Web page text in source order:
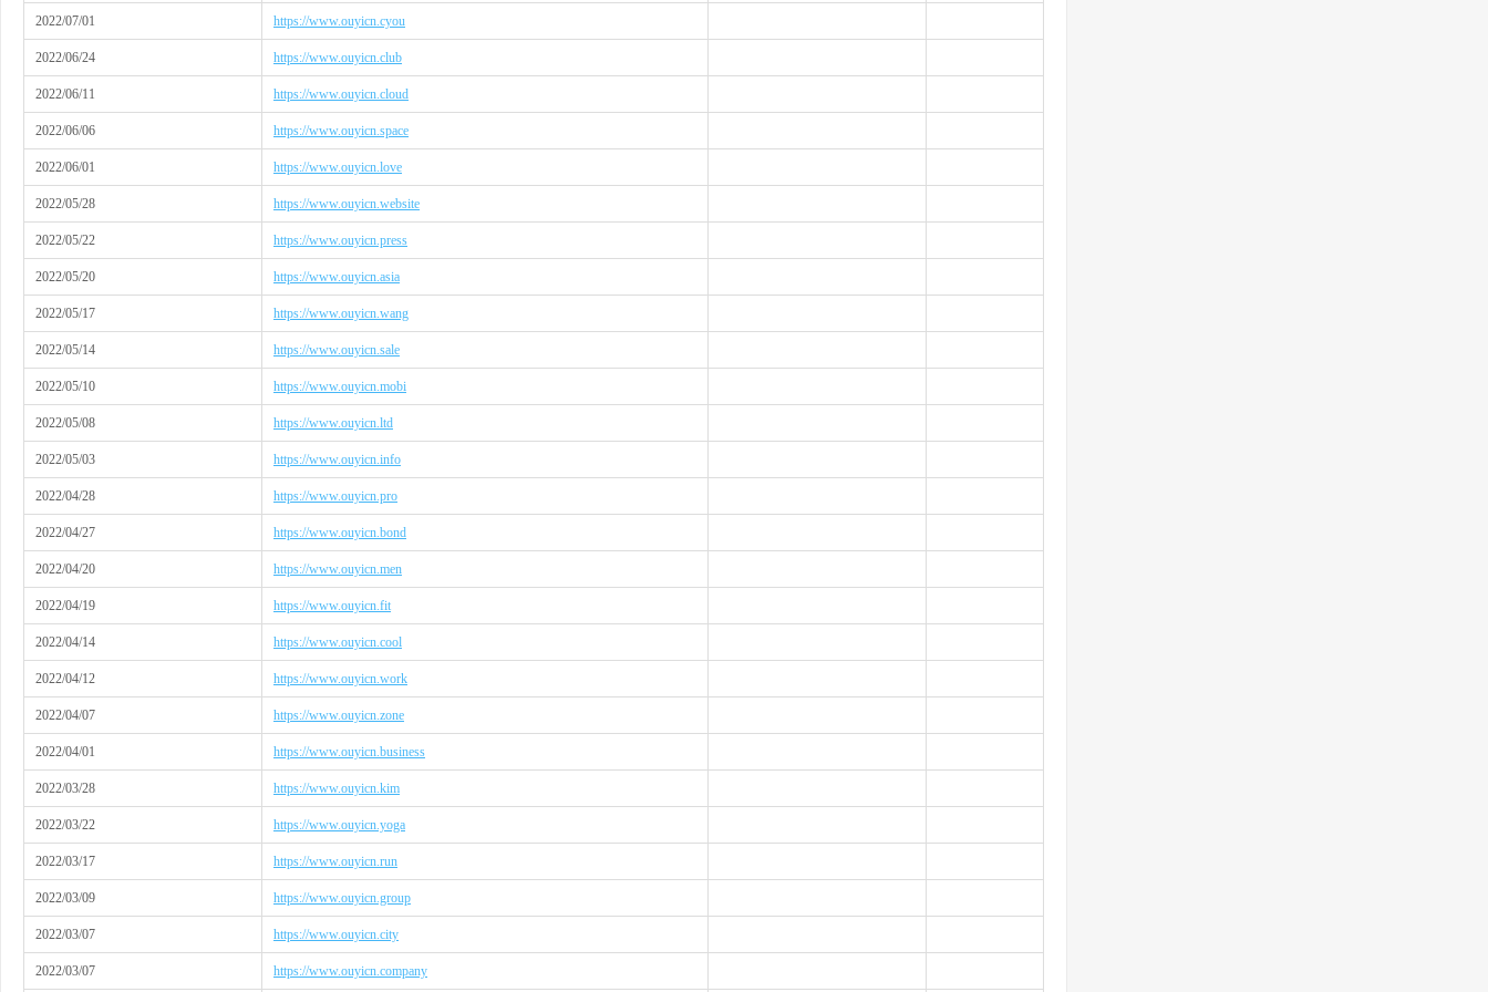
2022/07/01 https://www.ouyicn.cyou
2022/06/24 https://www.ouyicn.club
2022/06/11 https://www.ouyicn.cloud
2022/06/06 https://www.ouyicn.space
2022/06/01 https://www.ouyicn.love
2022/05/28 https://www.ouyicn.website
2022/05/22 https://www.ouyicn.press
2022/05/20 https://www.ouyicn.asia
2022/05/17 https://www.ouyicn.wang
2022/05/14 https://www.ouyicn.sale
2022/05/10 https://www.ouyicn.mobi
2022/05/08 https://www.ouyicn.ltd
2022/05/03 https://www.ouyicn.info
2022/04/28 https://www.ouyicn.pro
2022/04/27 https://www.ouyicn.bond
2022/04/20 https://www.ouyicn.men
2022/04/19 https://www.ouyicn.fit
2022/04/14 https://www.ouyicn.cool
2022/04/12 https://www.ouyicn.work
2022/04/07 https://www.ouyicn.zone
2022/04/01 https://www.ouyicn.business
2022/03/28 https://www.ouyicn.kim
2022/03/22 https://www.ouyicn.yoga
2022/03/17 https://www.ouyicn.run
2022/03/09 https://www.ouyicn.group
2022/03/07 https://www.ouyicn.city
2022/03/07 https://www.ouyicn.company